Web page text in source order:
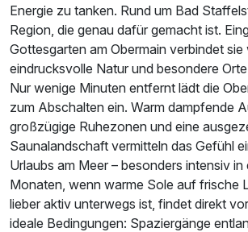
Ausstattung
Für 7 Tage
Energie zu tanken. Rund um Bad
Region, die genau dafür gemacht ist.
Gottesgarten am Obermain verbindet sie
eindrucksvolle Natur und besondere
Nur wenige Minuten entfernt lädt die
zum Abschalten ein. Warm dampfende
großzügige Ruhezonen und eine
Saunalandschaft vermitteln das Gefühl
Urlaubs am Meer – besonders intensiv in
Monaten, wenn warme Sole auf frische
lieber aktiv unterwegs ist, findet direkt
ideale Bedingungen: Spaziergänge